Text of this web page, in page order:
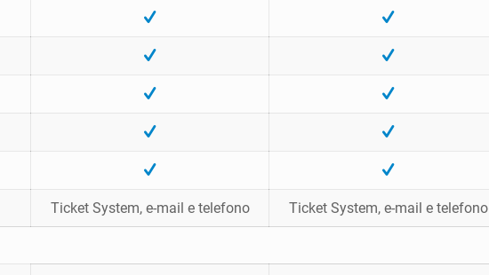
Ticket System, e-mail e telefono Ticket System, e-mail e telefono